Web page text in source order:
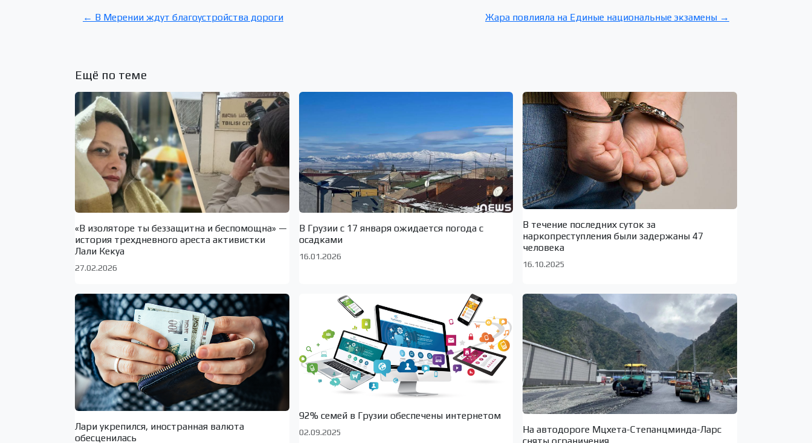
← В Мерении ждут благоустройства дороги Жара повлияла на Единые национальные экзамены →
Ещё по теме
«В изоляторе ты беззащитна и беспомощна» —
история трехдневного ареста активистки
Лали Кекуа
27.02.2026
В Грузии с 17 января ожидается погода с
осадками
16.01.2026
В течение последних суток за
наркопреступления были задержаны 47
человека
16.10.2025
Лари укрепился, иностранная валюта
обесценилась
92% семей в Грузии обеспечены интернетом
02.09.2025
На автодороге Мцхета-Степанцминда-Ларс